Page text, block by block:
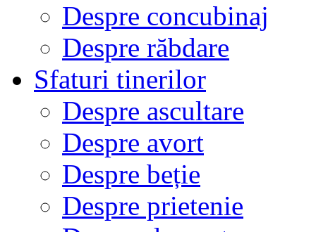
Despre concubinaj
Despre răbdare
Sfaturi tinerilor
Despre ascultare
Despre avort
Despre beție
Despre prietenie